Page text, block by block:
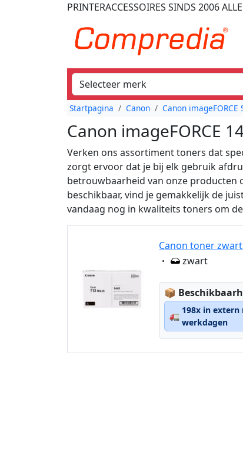
PRINTERACCESSOIRES SINDS 2006
Startpagina Canon Canon imageFORCE
Canon imageFORCE
Verken ons assortiment toners dat
zorgt ervoor dat je bij elk gebruik
betrouwbaarheid van onze producten
beschikbaar, vind je gemakkelijk de
vandaag nog in kwaliteits toners om
Canon toner zwart
Eigenschaft:
zwart
📦 Lagerstatus:
🚛
198x in extern
werkdagen